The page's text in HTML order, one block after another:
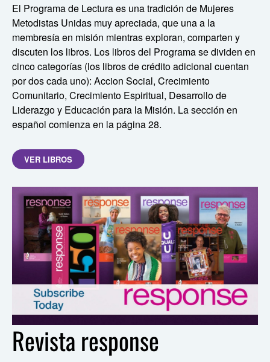
El Programa de Lectura es una tradición de Mujeres
Metodistas Unidas muy apreciada, que una a la
membresía en misión mientras exploran, comparten y
discuten los libros. Los libros del Programa se dividen en
cinco categorías (los libros de crédito adicional cuentan
por dos cada uno): Accion Social, Crecimiento
Comunitario, Crecimiento Espiritual, Desarrollo de
Liderazgo y Educación para la Misión. La sección en
español comienza en la página 28.
VER LIBROS
Revista response